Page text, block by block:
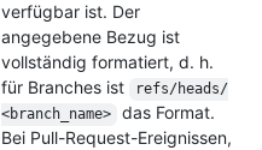
verfügbar ist. Der
angegebene Bezug ist
vollständig formatiert, d. h.
für Branches ist
refs/heads/
<branch_name>
das Format.
Bei Pull-Request-Ereignissen,